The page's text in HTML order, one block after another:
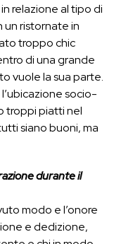
relazione al tipo di
un ristornate in
troppo chic
di una grande
vuole la sua parte.
socio-
troppi piatti nel
siano buoni, ma
durante il
modo e l’onore
e dedizione,